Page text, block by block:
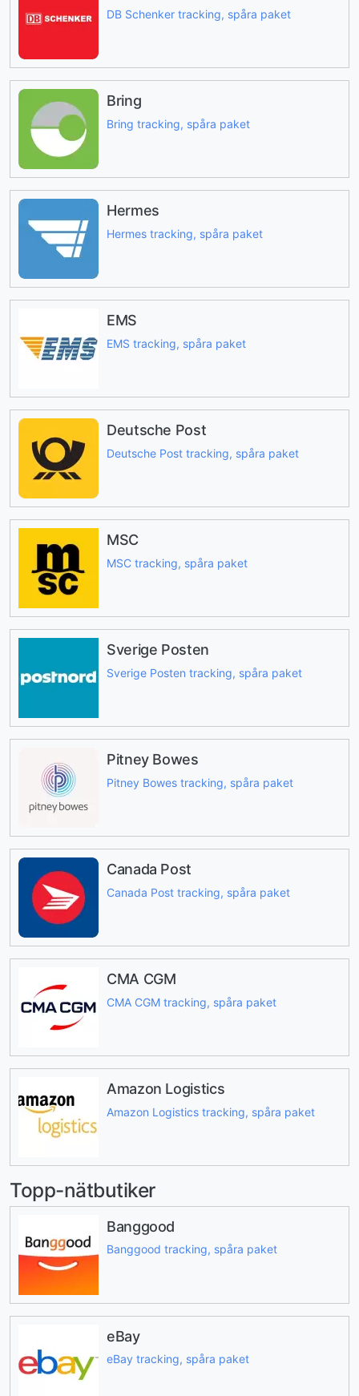
DB Schenker tracking, spåra paket
Bring
Bring tracking, spåra paket
Hermes
Hermes tracking, spåra paket
EMS
EMS tracking, spåra paket
Deutsche Post
Deutsche Post tracking, spåra paket
MSC
MSC tracking, spåra paket
Sverige Posten
Sverige Posten tracking, spåra paket
Pitney Bowes
Pitney Bowes tracking, spåra paket
Canada Post
Canada Post tracking, spåra paket
CMA CGM
CMA CGM tracking, spåra paket
Amazon Logistics
Amazon Logistics tracking, spåra paket
Topp-nätbutiker
Banggood
Banggood tracking, spåra paket
eBay
eBay tracking, spåra paket